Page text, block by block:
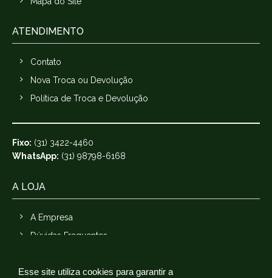
Esse site utiliza cookies para garantir a
ATENDIMENTO
Contato
Nova Troca ou Devolução
Política de Troca e Devolução
Fixo: (31) 3422-4460
WhatsApp: (31) 98798-6168
A LOJA
A Empresa
Dúvidas Frequentes